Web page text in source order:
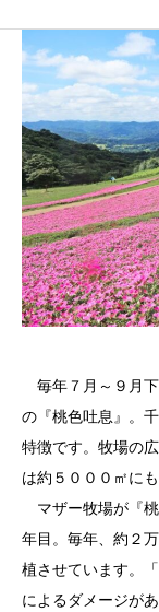
毎年７月～９月
の『桃色吐息』。
特徴です。牧場の
は約５０００㎡にも
マザー牧場が『
年目。毎年、約２
植させています。
によるダメージが